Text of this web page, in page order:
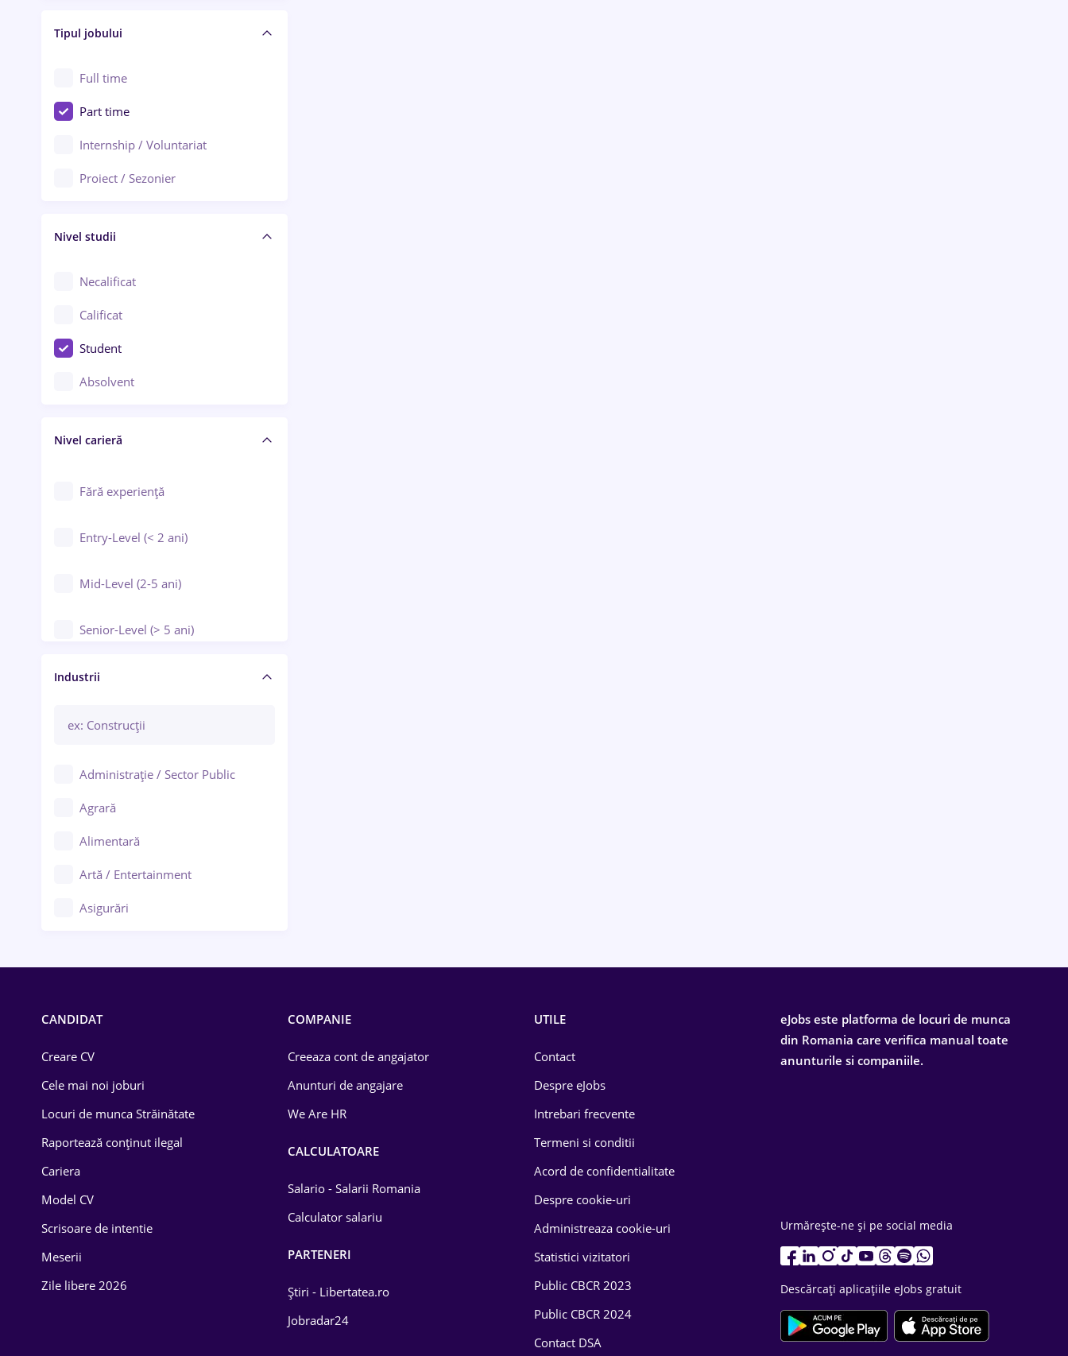
Arad
Baia Mare
Bârlad
Bistrița (Bistrița-Năsăud)
Asigurări
Au pair / Babysitter / Curățenie
Audit / Consultanță
Auto / Echipamente
Automatizări
Cercetare - dezvoltare
Chimie / Biochimie
Confecții / Design vestimentar
Construcții / Instalații
Controlul calității
Educație / Training / Arte
Tipul jobului
Full time
Part time
Internship / Voluntariat
Proiect / Sezonier
Nivel studii
Necalificat
Calificat
Student
Absolvent
Nivel carieră
Fără experiență
Entry-Level (< 2 ani)
Mid-Level (2-5 ani)
Senior-Level (> 5 ani)
Manager / Executiv
Industrii
Administrație / Sector Public
Agrară
Alimentară
Artă / Entertainment
Asigurări
Drept
Educație / Training
Energetică
Farma
CANDIDAT
Creare CV
Cele mai noi joburi
Locuri de munca Străinătate
Raportează conținut ilegal
Cariera
Model CV
Scrisoare de intentie
Meserii
Zile libere 2026
COMPANIE
Creeaza cont de angajator
Anunturi de angajare
We Are HR
CALCULATOARE
Salario - Salarii Romania
Calculator salariu
PARTENERI
Știri - Libertatea.ro
Jobradar24
UTILE
Contact
Despre eJobs
Intrebari frecvente
Termeni si conditii
Acord de confidentialitate
Despre cookie-uri
Administreaza cookie-uri
Statistici vizitatori
Public CBCR 2023
Public CBCR 2024
Contact DSA
eJobs este platforma de locuri de munca
din Romania care verifica manual toate
anunturile si companiile.
Urmărește-ne și pe social media
Descărcați aplicațiile eJobs gratuit